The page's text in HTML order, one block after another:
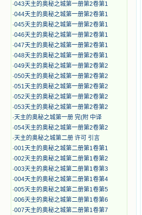
·043天主的奥秘之城第一册第2卷第1
·044天主的奥秘之城第一册第2卷第1
·045天主的奥秘之城第一册第2卷第1
·046天主的奥秘之城第一册第2卷第1
·047天主的奥秘之城第一册第2卷第1
·048天主的奥秘之城第一册第2卷第1
·049天主的奥秘之城第一册第2卷第2
·050天主的奥秘之城第一册第2卷第2
·051天主的奥秘之城第一册第2卷第2
·052天主的奥秘之城第一册第2卷第2
·053天主的奥秘之城第一册第2卷第2
·天主的奥秘之城第一册 完(附 中译
·054天主的奥秘之城第一册第2卷第2
·天主的奥秘之城第二册 许可 引言
·001天主的奥秘之城第二册第1卷第1
·002天主的奥秘之城第二册第1卷第2
·003天主的奥秘之城第二册第1卷第3
·004天主的奥秘之城第二册第1卷第4
·005天主的奥秘之城第二册第1卷第5
·006天主的奥秘之城第二册第1卷第6
·007天主的奥秘之城第二册第1卷第7